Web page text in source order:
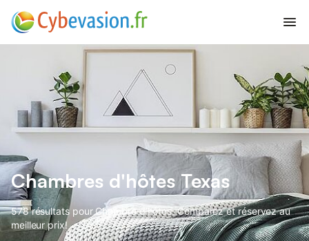
Chambres d'hôtes Texas
578 résultats pour Chambre d’hôtes. Comparez et réservez au
meilleur prix!